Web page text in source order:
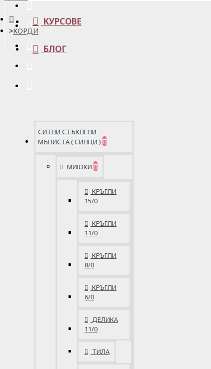
КУРСОВЕ
БЛОГ
КОРДИ
СИТНИ СТЪКЛЕНИ
МЪНИСТА ( СИНЦИ )
МИЮКИ
КРЪГЛИ
15/0
КРЪГЛИ
11/0
КРЪГЛИ
8/0
КРЪГЛИ
6/0
ДЕЛИКА
11/0
ТИЛА